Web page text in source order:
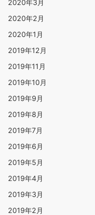
2020年3月
2020年2月
2020年1月
2019年12月
2019年11月
2019年10月
2019年9月
2019年8月
2019年7月
2019年6月
2019年5月
2019年4月
2019年3月
2019年2月